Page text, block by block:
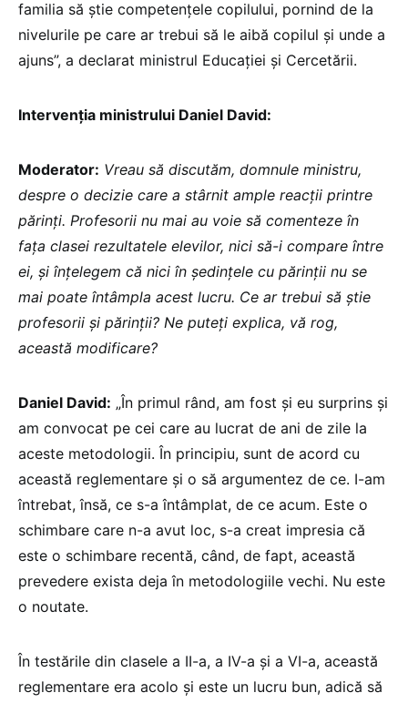
familia să știe competențele copilului, pornind de la
nivelurile pe care ar trebui să le aibă copilul și unde a
ajuns”, a declarat ministrul Educației și Cercetării.
Intervenția ministrului Daniel David:
Moderator: Vreau să discutăm, domnule ministru,
despre o decizie care a stârnit ample reacții printre
părinți. Profesorii nu mai au voie să comenteze în
fața clasei rezultatele elevilor, nici să-i compare între
ei, și înțelegem că nici în ședințele cu părinții nu se
mai poate întâmpla acest lucru. Ce ar trebui să știe
profesorii și părinții? Ne puteți explica, vă rog,
această modificare?
Daniel David: „În primul rând, am fost și eu surprins și
am convocat pe cei care au lucrat de ani de zile la
aceste metodologii. În principiu, sunt de acord cu
această reglementare și o să argumentez de ce. I-am
întrebat, însă, ce s-a întâmplat, de ce acum. Este o
schimbare care n-a avut loc, s-a creat impresia că
este o schimbare recentă, când, de fapt, această
prevedere exista deja în metodologiile vechi. Nu este
o noutate.
În testările din clasele a II-a, a IV-a și a VI-a, această
reglementare era acolo și este un lucru bun, adică să